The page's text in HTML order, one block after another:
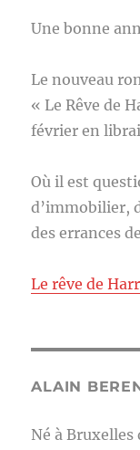
Une bonne
Le nouveau
« Le Rêve de
février en
Où il est
d’immobilier,
des errances
Le rêve de
ALAIN
Né à Bruxelles